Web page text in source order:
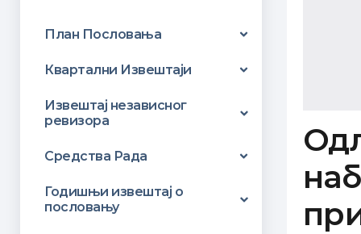
План Пословања
Квартални Извештаји
Извештај независног
ревизора
Средства Рада
Годишњи извештај о
пословању